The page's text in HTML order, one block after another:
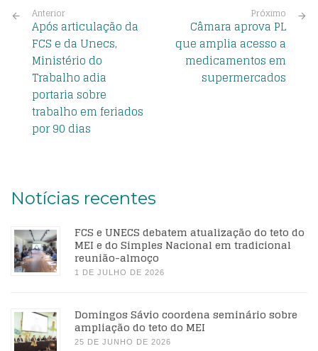
Anterior
Após articulação da
FCS e da Unecs,
Ministério do
Trabalho adia
portaria sobre
trabalho em feriados
por 90 dias
Próximo
Câmara aprova PL
que amplia acesso a
medicamentos em
supermercados
Notícias recentes
FCS e UNECS debatem atualização do teto do
MEI e do Simples Nacional em tradicional
reunião-almoço
1 DE JULHO DE 2026
Domingos Sávio coordena seminário sobre
ampliação do teto do MEI
25 DE JUNHO DE 2026